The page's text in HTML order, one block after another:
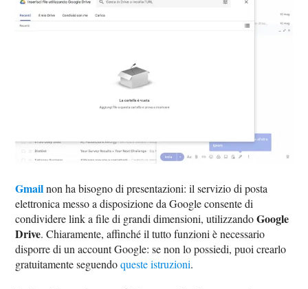
Gmailnon ha bisogno di presentazioni: il servizio di posta
elettronica messo a disposizione da Google consente di
condividere link a file di grandi dimensioni, utilizzandoGoogle
Drive. Chiaramente, affinché il tutto funzioni è necessario
disporre di un account Google: se non lo possiedi, puoi crearlo
gratuitamente seguendoqueste istruzioni.